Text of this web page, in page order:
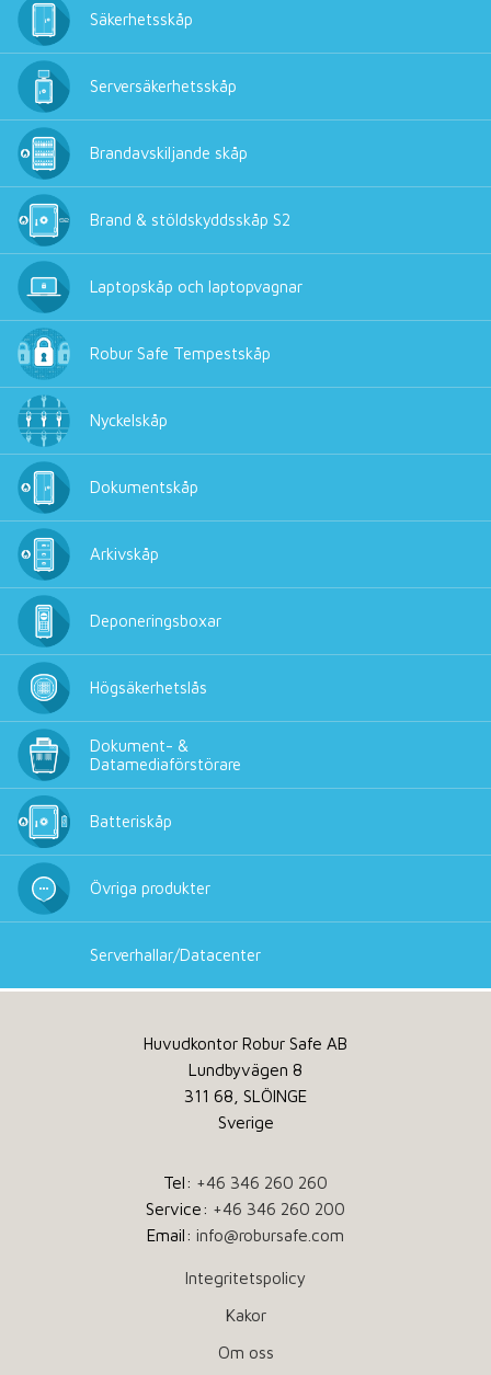
Säkerhetsskåp
Serversäkerhetsskåp
Brandavskiljande skåp
Brand & stöldskyddsskåp S2
Laptopskåp och laptopvagnar
Robur Safe Tempestskåp
Nyckelskåp
Dokumentskåp
Arkivskåp
Deponeringsboxar
Högsäkerhetslås
Dokument- &
Datamediaförstörare
Batteriskåp
Övriga produkter
Serverhallar/Datacenter
Huvudkontor Robur Safe AB
Lundbyvägen 8
311 68, SLÖINGE
Sverige
Tel: +46 346 260 260
Service: +46 346 260 200
Email: info@robursafe.com
Integritetspolicy
Kakor
Om oss